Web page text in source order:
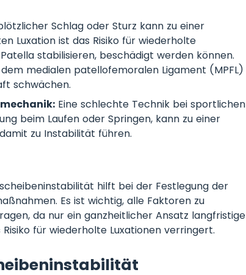
Schlag oder Sturz kann zu einer
Luxation ist das Risiko für wiederholte
stabilisieren, beschädigt werden können.
medialen patellofemoralen Ligament (MPFL)
schwächen.
Eine schlechte Technik bei sportlichen
beim Laufen oder Springen, kann zu einer
zu Instabilität führen.
hilft bei der Festlegung der
Es ist wichtig, alle Faktoren zu
da nur ein ganzheitlicher Ansatz langfristige
für wiederholte Luxationen verringert.